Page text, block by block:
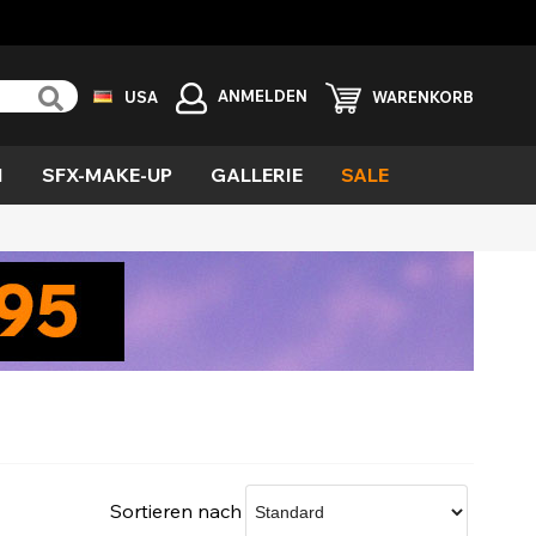
USA ANMELDEN WARENKORB
SFX-MAKE-UP GALLERIE SALE
Sortieren nach